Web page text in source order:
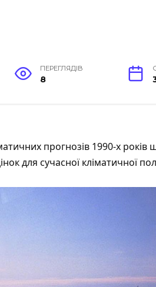
ПЕРЕГЛЯДІВ
8
прогнозів 1990-х років
для сучасної кліматичної